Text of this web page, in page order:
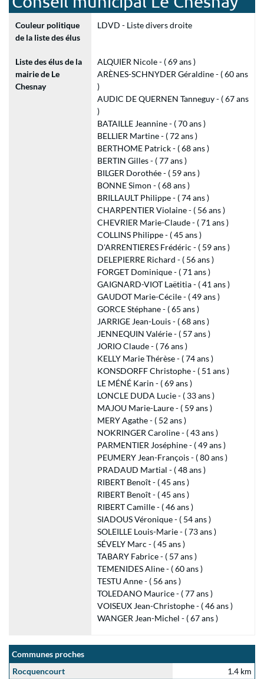
Couleur politique
de la liste des élus
LDVD - Liste divers droite
Liste des élus de la
mairie de Le
Chesnay
ALQUIER Nicole - ( 69 ans )
ARÈNES-SCHNYDER Géraldine - ( 60 ans
)
AUDIC DE QUERNEN Tanneguy - ( 67 ans
)
BATAILLE Jeannine - ( 70 ans )
BELLIER Martine - ( 72 ans )
BERTHOME Patrick - ( 68 ans )
BERTIN Gilles - ( 77 ans )
BILGER Dorothée - ( 59 ans )
BONNE Simon - ( 68 ans )
BRILLAULT Philippe - ( 74 ans )
CHARPENTIER Violaine - ( 56 ans )
CHEVRIER Marie-Claude - ( 71 ans )
COLLINS Philippe - ( 45 ans )
D'ARRENTIERES Frédéric - ( 59 ans )
DELEPIERRE Richard - ( 56 ans )
FORGET Dominique - ( 71 ans )
GAIGNARD-VIOT Laëtitia - ( 41 ans )
GAUDOT Marie-Cécile - ( 49 ans )
GORCE Stéphane - ( 65 ans )
JARRIGE Jean-Louis - ( 68 ans )
JENNEQUIN Valérie - ( 57 ans )
JORIO Claude - ( 76 ans )
KELLY Marie Thérèse - ( 74 ans )
KONSDORFF Christophe - ( 51 ans )
LE MÉNÉ Karin - ( 69 ans )
LONCLE DUDA Lucie - ( 33 ans )
MAJOU Marie-Laure - ( 59 ans )
MERY Agathe - ( 52 ans )
NOKRINGER Caroline - ( 43 ans )
PARMENTIER Joséphine - ( 49 ans )
PEUMERY Jean-François - ( 80 ans )
PRADAUD Martial - ( 48 ans )
RIBERT Benoît - ( 45 ans )
RIBERT Benoît - ( 45 ans )
RIBERT Camille - ( 46 ans )
SIADOUS Véronique - ( 54 ans )
SOLEILLE Louis-Marie - ( 73 ans )
SÉVELY Marc - ( 45 ans )
TABARY Fabrice - ( 57 ans )
TEMENIDES Aline - ( 60 ans )
TESTU Anne - ( 56 ans )
TOLEDANO Maurice - ( 77 ans )
VOISEUX Jean-Christophe - ( 46 ans )
WANGER Jean-Michel - ( 67 ans )
Communes proches
Rocquencourt
1.4 km